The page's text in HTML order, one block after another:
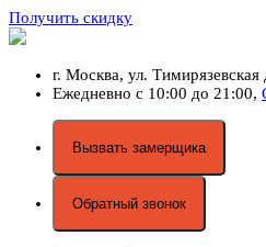
Получить скидку
г. Москва, ул. Тимирязевская
Ежедневно с 10:00 до 21:00,
Вызвать замерщика
Обратный звонок